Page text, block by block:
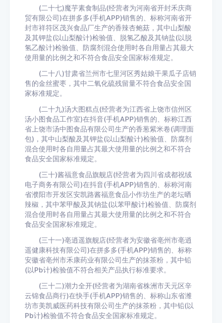
(二十七)魔芋素食制品(经营者为河南省开封禾庆商
贸有限公司)在拼多多(手机APP)销售的、标称河南省开
封市祥符区茂兴食品厂生产的香辣杏鲍菇，其中山梨酸
及其钾盐(以山梨酸计)检验值、脱氢乙酸及其钠盐(以脱
氢乙酸计)检验值、防腐剂混合使用时各自用量占其最大
使用量的比例之和不符合食品安全国家标准规定。
(二十八)甘肃省兰州市七里河区秀姑娘干果瓜子店销
售的金丝蜜枣，其中二氧化硫残留量不符合食品安全国
家标准规定。
(二十九)汤大图糕点(经营者为江西省上饶市信州区
汤小图食品工作室)在抖音(手机APP)销售的、标称江西
省上饶市汤中图食品有限公司生产的香葱紫米卷(调理面
包)，其中山梨酸及其钾盐(以山梨酸计)检验值、防腐剂
混合使用时各自用量占其最大使用量的比例之和不符合
食品安全国家标准规定。
(三十)酱福意食品旗舰店(经营者为四川省成都祝绒
电子商务有限公司)在抖音(手机APP)销售的、标称河南
省濮阳市开发区安凯路酱福意食品小作坊生产的老坛晒
辣椒，其中苯甲酸及其钠盐(以苯甲酸计)检验值、防腐剂
混合使用时各自用量占其最大使用量的比例之和不符合
食品安全国家标准规定。
(三十一)亳逍遥旗舰店(经营者为安徽省亳州市亳逍
遥健康科技有限公司)在拼多多(手机APP)销售的、标称
安徽省亳州市禾康药业有限公司生产的抹茶粉，其中铅
(以Pb计)检验值不符合相关产品执行标准要求。
(三十二)潮力全开(经营者为湖南省株洲市天元区辛
云锦食品商行)在快手(手机APP)销售的、标称山东省潍
坊市美凯威医药科技有限公司生产的抹茶粉，其中铅(以
Pb计)检验值不符合食品安全国家标准规定。